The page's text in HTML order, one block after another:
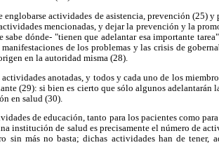
actividades de asistencia, prevención (25)
mencionadas, y dejar la prevención y la
sabe dónde- "tienen que adelantar esa importante
de los problemas y las crisis de
en la autoridad misma (28).
anotadas, y todos y cada uno de los
(29): si bien es cierto que sólo algunos adelantarán
en salud (30).
de educación, tanto para los pacientes como
institución de salud es precisamente el número de
sin más no basta; dichas actividades han de tener,